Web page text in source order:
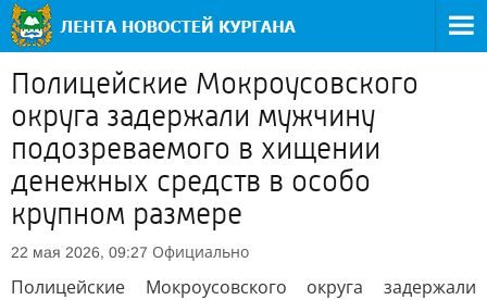
Полицейские Мокроусовского
округа задержали мужчину
подозреваемого в хищении
денежных средств в особо
крупном размере
22 мая 2026, 09:27 Официально
Полицейские Мокроусовского округа задержали